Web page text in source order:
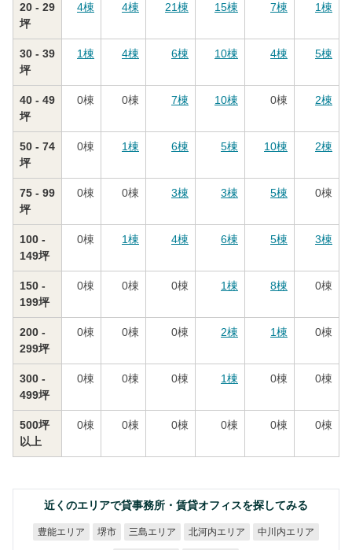
20 - 29
坪
4棟 4棟 21棟 15棟 7棟 1棟
30 - 39
坪
1棟 4棟 6棟 10棟 4棟 5棟
40 - 49
坪
0棟 0棟 7棟 10棟 0棟 2棟
50 - 74
坪
0棟 1棟 6棟 5棟 10棟 2棟
75 - 99
坪
0棟 0棟 3棟 3棟 5棟 0棟
100 -
149坪
0棟 1棟 4棟 6棟 5棟 3棟
150 -
199坪
0棟 0棟 0棟 1棟 8棟 0棟
200 -
299坪
0棟 0棟 0棟 2棟 1棟 0棟
300 -
499坪
0棟 0棟 0棟 1棟 0棟 0棟
500坪
以上
0棟 0棟 0棟 0棟 0棟 0棟
近くのエリアで貸事務所・賃貸オフィスを探してみる
豊能エリア 堺市 三島エリア 北河内エリア 中川内エリア